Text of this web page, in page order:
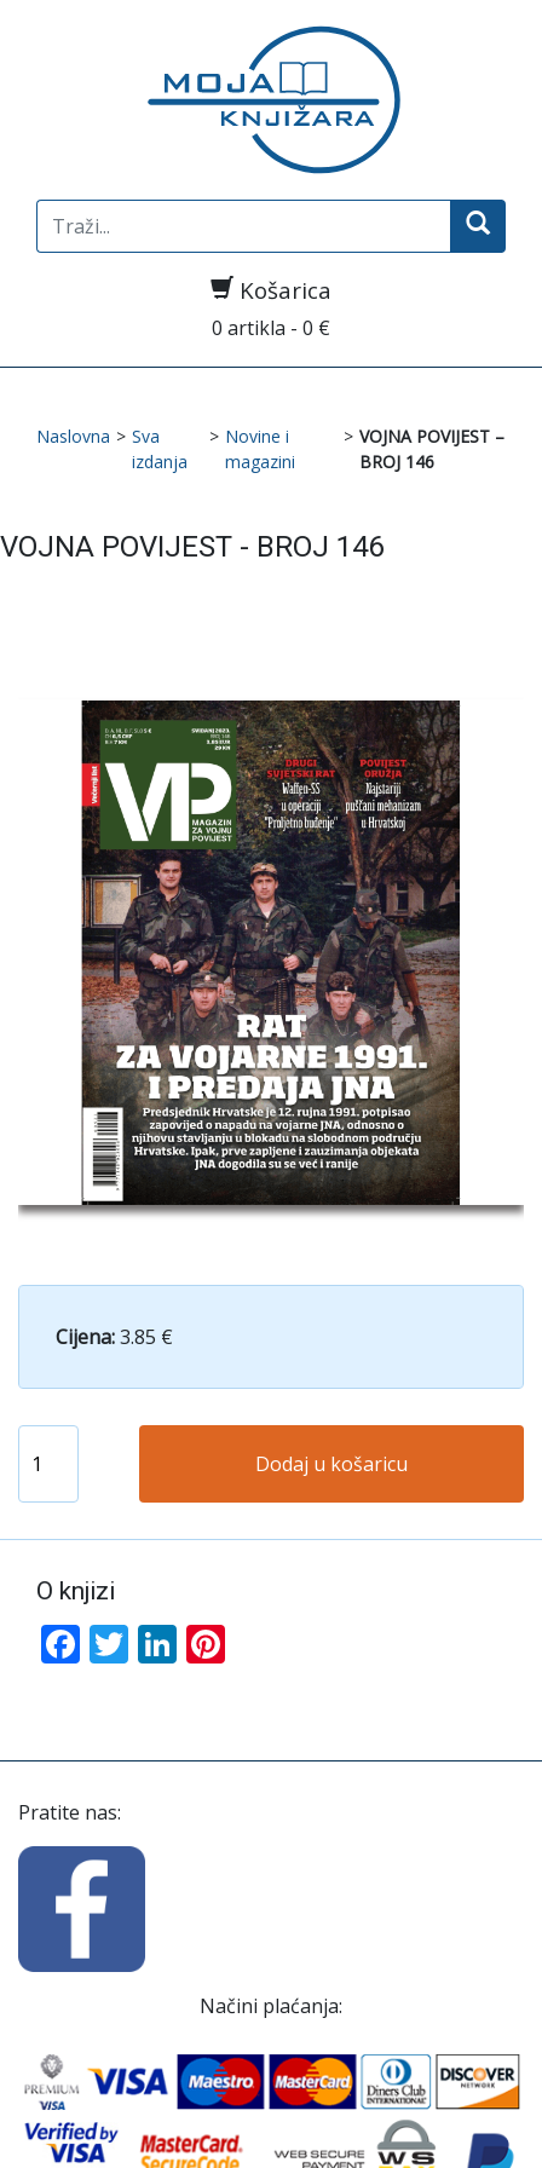
Search
for:
Košarica
0 artikla - 0 €
Naslovna > Sva
izdanja
> Novine i
magazini
> VOJNA POVIJEST –
BROJ 146
VOJNA POVIJEST - BROJ 146
Cijena:3.85 €
Dodaj u košaricu
O knjizi
Facebook
TwitterLinkedIn
Pratite nas:
Načini plaćanja: